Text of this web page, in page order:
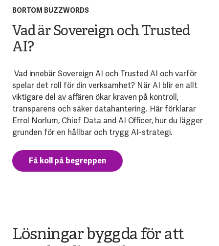
BORTOM BUZZWORDS
Vad är Sovereign och Trusted
AI?
Vad innebär Sovereign AI och Trusted AI och varför
spelar det roll för din verksamhet? När AI blir en allt
viktigare del av affären ökar kraven på kontroll,
transparens och säker datahantering. Här förklarar
Errol Norlum, Chíef Data and AI Officer, hur du lägger
grunden för en hållbar och trygg AI-strategi.
Få koll på begreppen
Lösningar byggda för att